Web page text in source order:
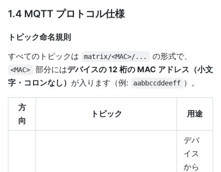
1.4 MQTT プロトコル仕様
トピック命名規則
すべてのトピックは
matrix/<MAC>/... の形式で、
<MAC> 部分にはデバイスの 12 桁の MAC アドレス（小文
字・コロンなし） が入ります（例: aabbccddeeff ）。
方
向
トピック 用途
デバ
イス
から